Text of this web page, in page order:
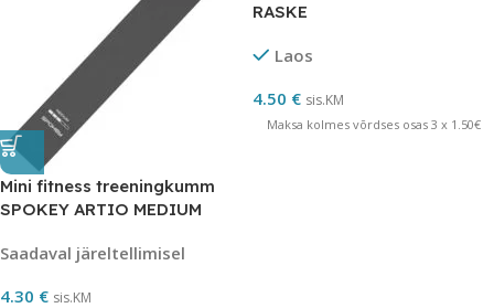
Mini fitness treeningkumm
SPOKEY ARTIO MEDIUM
Saadaval järeltellimisel
4.30 € sis.KM
RASKE
Laos
4.50 € sis.KM
Maksa kolmes võrdses osas 3 x 1.50€